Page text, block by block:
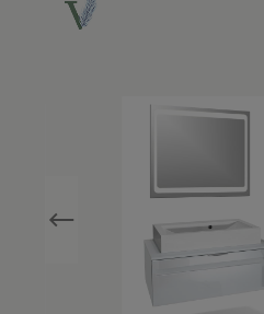
Bildergalerie überspringen